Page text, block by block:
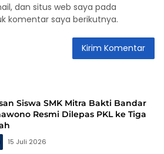
dan situs web saya pada
komentar saya berikutnya.
Siswa SMK Mitra Bakti Bandar
Resmi Dilepas PKL ke Tiga
15 Juli 2026